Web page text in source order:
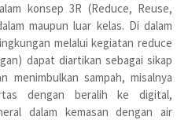
konsep 3R (Reduce, Reuse,
maupun luar kelas. Di dalam
melalui kegiatan reduce
dapat diartikan sebagai sikap
menimbulkan sampah, misalnya
dengan beralih ke digital,
dalam kemasan dengan air